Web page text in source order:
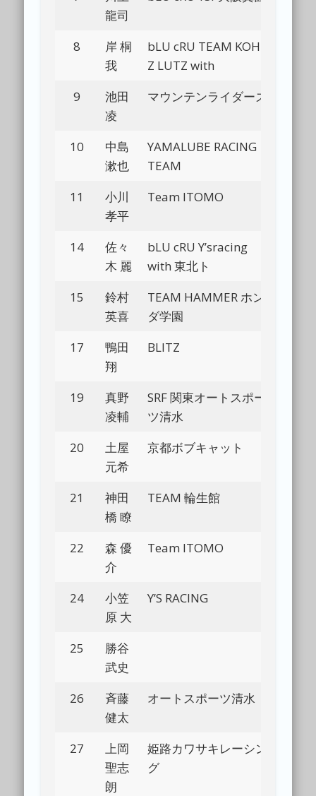
龍司
8
岸 桐
我
bLU cRU TEAM KOH-
Z LUTZ with
9
池田
凌
マウンテンライダーズ
10
中島
漱也
YAMALUBE RACING
TEAM
11
小川
孝平
Team ITOMO
14
佐々
木 麗
bLU cRU Y’sracing
with 東北ト
15
鈴村
英喜
TEAM HAMMER ホン
ダ学園
17
鴨田
翔
BLITZ
19
真野
凌輔
SRF 関東オートスポー
ツ清水
20
土屋
元希
京都ボブキャット
21
神田
橋 瞭
TEAM 輪生館
22
森 優
介
Team ITOMO
24
小笠
原 大
Y’S RACING
25
勝谷
武史
26
斉藤
健太
オートスポーツ清水
27
上岡
聖志
朗
姫路カワサキレーシン
グ